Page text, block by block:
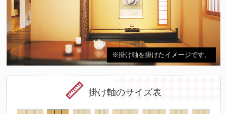
※掛け軸を掛けたイメージです。
掛け軸のサイズ表